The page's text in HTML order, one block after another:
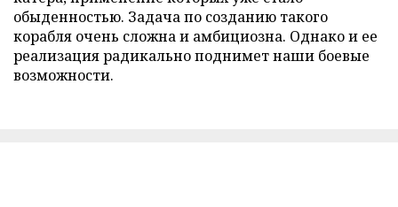
обыденностью. Задача по созданию такого
корабля очень сложна и амбициозна. Однако и ее
реализация радикально поднимет наши боевые
возможности.